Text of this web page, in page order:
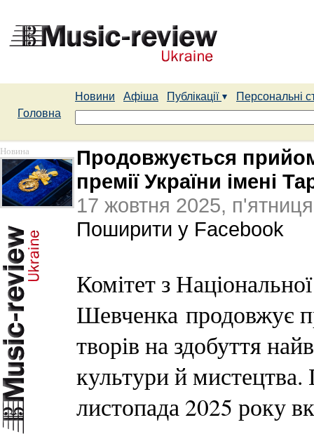
Новини Афіша Публікації
Персональні
Головна
Новина
Продовжується
премії України імені
17 жовтня 2025, п'ятниця
Поширити у Facebook
Комітет з
Шевченка продовжує
творів на здобуття
культури й
листопада 2025 року